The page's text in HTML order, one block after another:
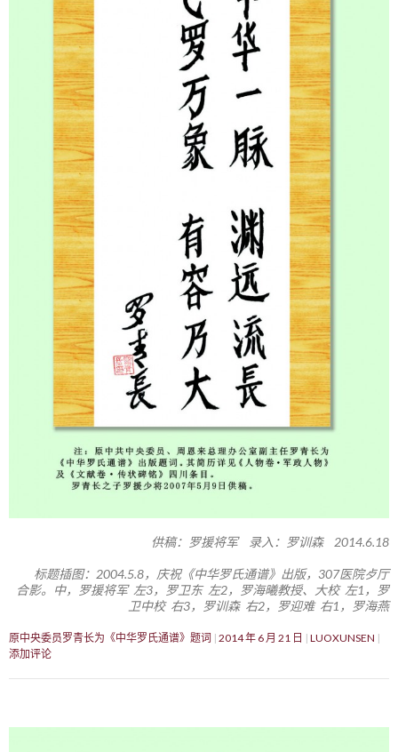
供稿：罗援将军 录入：罗训森 2014.6.18
标题插图：2004.5.8，庆祝《中华罗氏通谱》出版，307医院歺厅
合影。中，罗援将军 左3，罗卫东 左2，罗海曦教授、大校 左1，罗
卫中校 右3，罗训森 右2，罗迎难 右1，罗海燕
原中央委员罗青长为《中华罗氏通谱》题词 2014 年 6 月 21 日
LUOXUNSEN
添加评论